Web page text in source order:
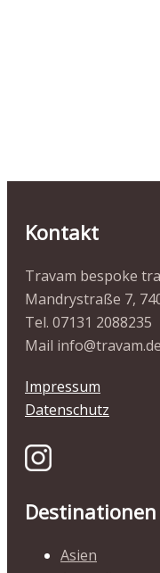
Kontakt
Travam bespoke
Mandrystraße 7,
Tel. 07131 2088235
Mail info@travam.de
Impressum
Datenschutz
Asien